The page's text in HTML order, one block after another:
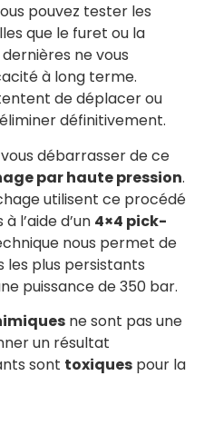
pouvez tester les
que le furet ou la
ne vous
à long terme.
de déplacer ou
définitivement.
débarrasser de ce
par haute pression.
utilisent ce procédé
l’aide d’un 4×4 pick-
nous permet de
les plus persistants
puissance de 350 bar.
ne sont pas une
un résultat
sont toxiques pour la